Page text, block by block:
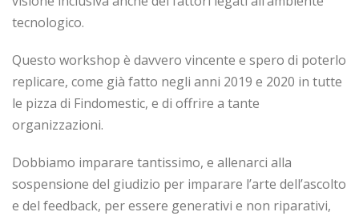
tecnologico.
Questo workshop è davvero vincente e spero di poterlo
replicare, come già fatto negli anni 2019 e 2020 in tutte
le pizza di Findomestic, e di offrire a tante
organizzazioni.
Dobbiamo imparare tantissimo, e allenarci alla
sospensione del giudizio per imparare l’arte dell’ascolto
e del feedback, per essere generativi e non riparativi,